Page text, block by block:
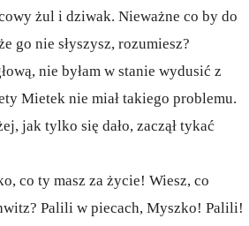
żul i dziwak. Nieważne co by do
go nie słyszysz, rozumiesz?
nie byłam w stanie wydusić z
Mietek nie miał takiego problemu.
jak tylko się dało, zaczął tykać
co ty masz za życie! Wiesz, co
Palili w piecach, Myszko! Palili!